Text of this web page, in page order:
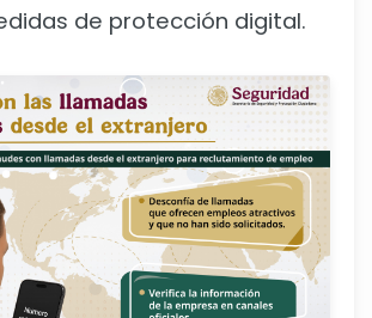
de protección digital.